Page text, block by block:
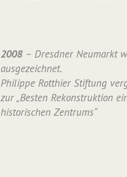
2008– Dresdner Neumarkt
ausgezeichnet.
Philippe Rotthier Stiftung
zur „Besten Rekonstruktion
historischen Zentrums“